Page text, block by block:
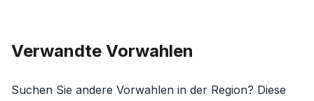
Verwandte Vorwahlen
Suchen Sie andere Vorwahlen in der Region? Diese